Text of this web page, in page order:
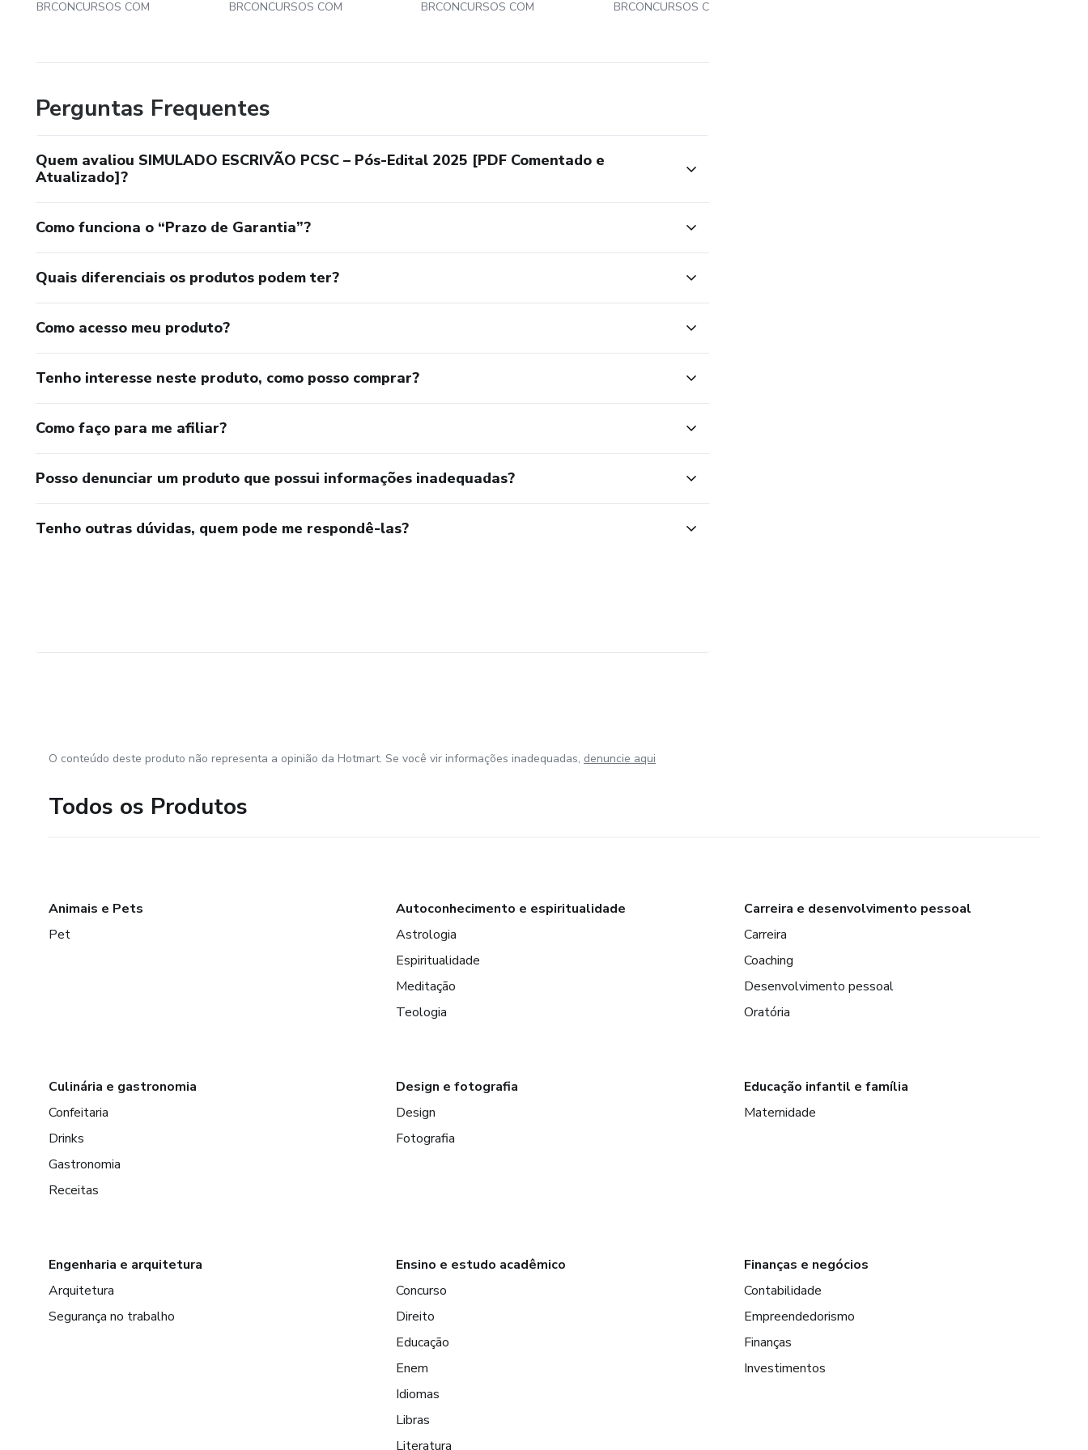
BRCONCURSOS COM BRCONCURSOS COM BRCONCURSOS COM BRCONCURSOS COM
Perguntas Frequentes
Quem avaliou SIMULADO ESCRIVÃO PCSC – Pós-Edital 2025 [PDF Comentado e
Atualizado]?
Como funciona o “Prazo de Garantia”?
Quais diferenciais os produtos podem ter?
Como acesso meu produto?
Tenho interesse neste produto, como posso comprar?
Como faço para me afiliar?
Posso denunciar um produto que possui informações inadequadas?
Tenho outras dúvidas, quem pode me respondê-las?
O conteúdo deste produto não representa a opinião da Hotmart. Se você vir informações inadequadas, denuncie aqui
Todos os Produtos
Animais e Pets
Pet
Autoconhecimento e espiritualidade
Astrologia
Espiritualidade
Meditação
Teologia
Carreira e desenvolvimento pessoal
Carreira
Coaching
Desenvolvimento pessoal
Oratória
Culinária e gastronomia
Confeitaria
Drinks
Gastronomia
Receitas
Design e fotografia
Design
Fotografia
Educação infantil e família
Maternidade
Engenharia e arquitetura
Arquitetura
Segurança no trabalho
Ensino e estudo acadêmico
Concurso
Direito
Educação
Enem
Idiomas
Libras
Literatura
Finanças e negócios
Contabilidade
Empreendedorismo
Finanças
Investimentos